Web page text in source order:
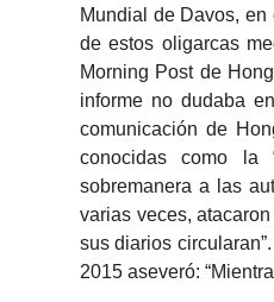
Mundial de Davos, en
de estos oligarcas
Morning Post de
informe no dudaba
comunicación de
conocidas como la
sobremanera a las
varias veces,
sus diarios
2015 aseveró: